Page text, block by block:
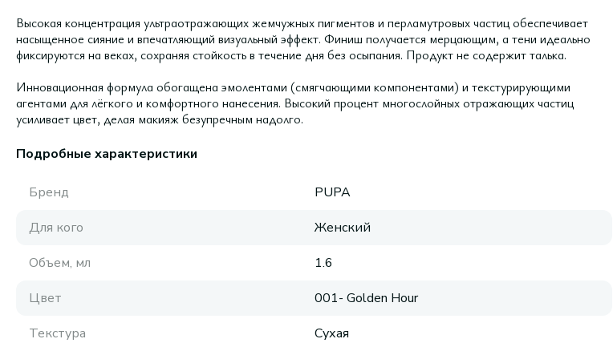
Высокая концентрация ультраотражающих жемчужных пигментов и перламутровых частиц обеспечивает
насыщенное сияние и впечатляющий визуальный эффект. Финиш получается мерцающим, а тени идеально
фиксируются на веках, сохраняя стойкость в течение дня без осыпания. Продукт не содержит талька.
Инновационная формула обогащена эмолентами (смягчающими компонентами) и текстурирующими
агентами для лёгкого и комфортного нанесения. Высокий процент многослойных отражающих частиц
усиливает цвет, делая макияж безупречным надолго.
Подробные характеристики
Бренд
PUPA
Для кого
Женский
Объем, мл
1.6
Цвет
001- Golden Hour
Текстура
Сухая